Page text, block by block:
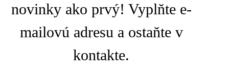
novinky ako prvý! Vyplňte e-
mailovú adresu a ostaňte v
kontakte.